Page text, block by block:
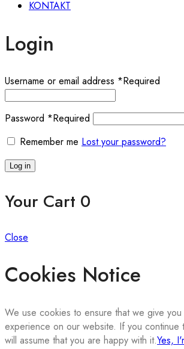
KONTAKT
Login
Username or email address *Required
Password *Required
Remember me Lost your password?
Log in
Your Cart 0
Close
Cookies Notice
We use cookies to ensure that we give
experience on our website. If you continue
will assume that you are happy with it.Yes,